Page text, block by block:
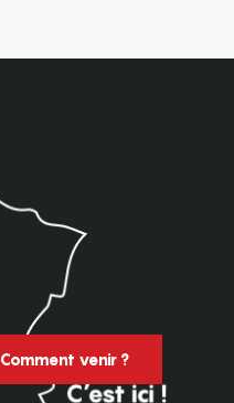
Comment venir ?